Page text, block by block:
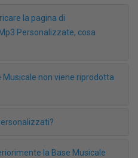
la pagina di
Personalizzate, cosa
non viene riprodotta
la Base Musicale